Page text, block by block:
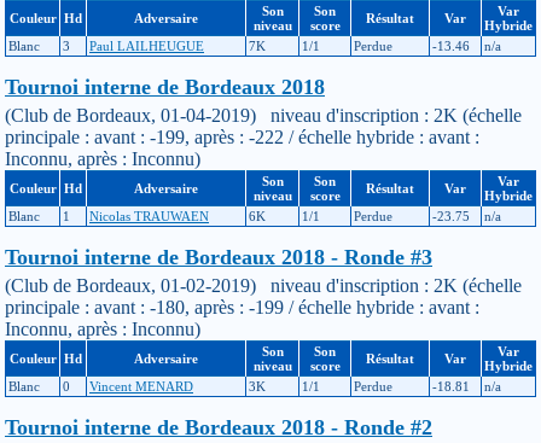
Couleur Hd Adversaire
Son
niveau
Son
score
Résultat Var
Var
Hybride
Blanc
3 Paul LAILHEUGUE 7K 1/1 Perdue -13.46 n/a
Tournoi interne de Bordeaux 2018
(Club de Bordeaux, 01-04-2019) niveau d'inscription : 2K (échelle
principale : avant : -199, après : -222 / échelle hybride : avant :
Inconnu, après : Inconnu)
Couleur Hd Adversaire
Son
niveau
Son
score
Résultat Var
Var
Hybride
Blanc
1 Nicolas TRAUWAEN 6K 1/1 Perdue -23.75 n/a
Tournoi interne de Bordeaux 2018 - Ronde #3
(Club de Bordeaux, 01-02-2019) niveau d'inscription : 2K (échelle
principale : avant : -180, après : -199 / échelle hybride : avant :
Inconnu, après : Inconnu)
Couleur Hd Adversaire
Son
niveau
Son
score
Résultat Var
Var
Hybride
Blanc
0 Vincent MENARD 3K 1/1 Perdue -18.81 n/a
Tournoi interne de Bordeaux 2018 - Ronde #2